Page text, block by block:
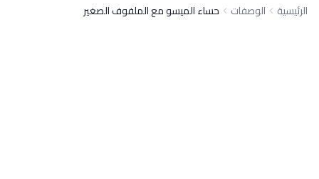
الرئيسية الوصفات حساء الميسو مع الملفوف الصغير